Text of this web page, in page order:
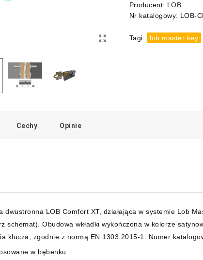
Producent: LOB
Nr katalogowy: LOB-
Tagi: lob master key
Cechy Opinie
dwustronna LOB Comfort XT, działająca w systemie Lob
schemat). Obudowa wkładki wykończona w kolorze
klucza, zgodnie z normą EN 1303:2015-1. Numer
w bębenku